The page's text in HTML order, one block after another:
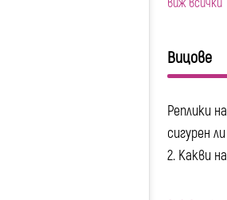
Вицове
Реплики
сигурен
2. Какви